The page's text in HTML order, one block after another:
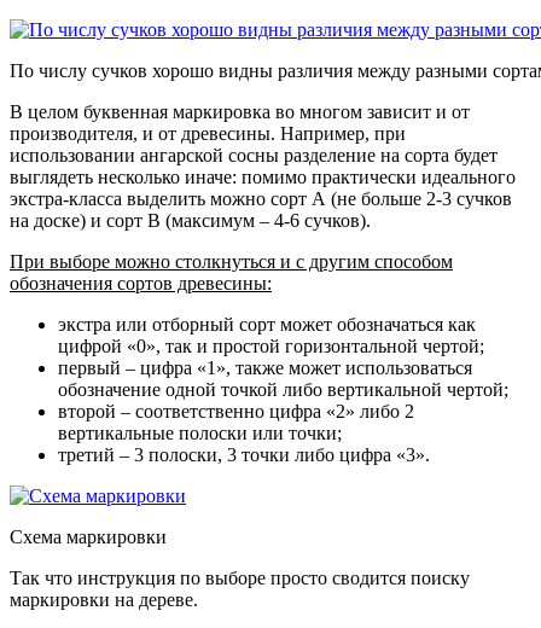
По числу сучков хорошо видны различия между разными
В целом буквенная маркировка во многом зависит и от
производителя, и от древесины. Например, при
использовании ангарской сосны разделение на сорта будет
выглядеть несколько иначе: помимо практически идеального
экстра-класса выделить можно сорт А (не больше 2-3 сучков
на доске) и сорт В (максимум – 4-6 сучков).
При выборе можно столкнуться и с другим способом
обозначения сортов древесины:
экстра или отборный сорт может обозначаться как
цифрой «0», так и простой горизонтальной чертой;
первый – цифра «1», также может использоваться
обозначение одной точкой либо вертикальной чертой;
второй – соответственно цифра «2» либо 2
вертикальные полоски или точки;
третий – 3 полоски, 3 точки либо цифра «3».
Схема маркировки
Так что инструкция по выборе просто сводится поиску
маркировки на дереве.